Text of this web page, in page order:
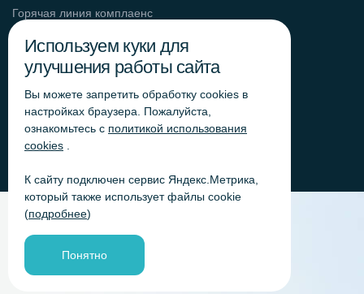
Горячая линия комплаенс
Согласие на обработку персональных данных
Политика обработки файлов cookie
Согласие на обработку персональных данных
«Яндекс.Метрика»
Согласие на обработку персональных данных для
получения рекламно-информационных рассылок
Используем куки для
улучшения работы сайта
Вы можете запретить обработку сookies в
настройках браузера. Пожалуйста,
ознакомьтесь с политикой использования
cookies
К сайту подключен сервис Яндекс.Метрика,
который также использует файлы cookie
(подробнее)
Понятно